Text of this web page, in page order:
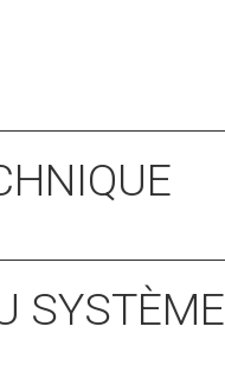
SYSTÈME